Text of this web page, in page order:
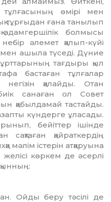
тұлғасының өмірі мен
тұрғыдан ғана танылып
адамгершілік болмысы
әлемет қалып-күйі
ашыла түседі. Дүние
тағдыры қыл
бастаған тұлғалар
негізін қалайды. Отан
биік санаған ол Совет
қабылдамай тастайды.
күндерге ұласады.
бейіттер ішінде
қайраткердің
мәлім істерін атқаруына
желісі көркем де әсерлі
Ойды беру тәсілі де